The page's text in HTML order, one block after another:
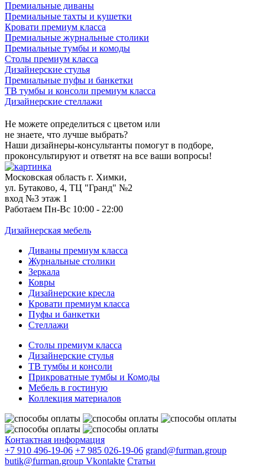
Премиальные диваны
Премиальные тахты и кушетки
Кровати премиум класса
Премиальные журнальные столики
Премиальные тумбы и комоды
Столы премиум класса
Дизайнерские стулья
Премиальные пуфы и банкетки
ТВ тумбы и консоли премиум класса
Дизайнерские стеллажи
Не можете определиться с цветом или
не знаете, что лучше выбрать?
Наши дизайнеры-консультанты помогут в подборе,
проконсультируют и ответят на все ваши вопросы!
Московская область г. Химки,
ул. Бутаково, 4, ТЦ "Гранд" №2
вход №3 этаж 1
Работаем Пн-Вс 10:00 - 22:00
Дизайнерская мебель
Диваны премиум класса
Журнальные столики
Зеркала
Ковры
Дизайнерские кресла
Кровати премиум класса
Пуфы и банкетки
Стеллажи
Столы премиум класса
Дизайнерские стулья
ТВ тумбы и консоли
Прикроватные тумбы и Комоды
Мебель в гостиную
Коллекция материалов
Контактная информация
+7 910 496-19-06 +7 985 026-19-06 grand@furman.group
butik@furman.group Vkontakte Статьи